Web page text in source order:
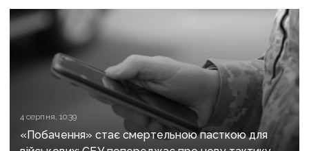
4 серпня, 10:39
«Побачення» стає смертельною пасткою для